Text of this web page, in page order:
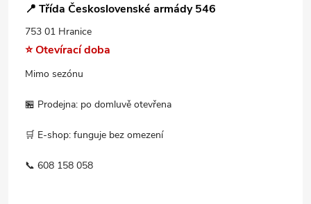
📍 Třída Československé armády 546
753 01 Hranice
⭐ Otevírací doba
Mimo sezónu
🏪 Prodejna: po domluvě otevřena
🛒 E-shop: funguje bez omezení
📞 608 158 058